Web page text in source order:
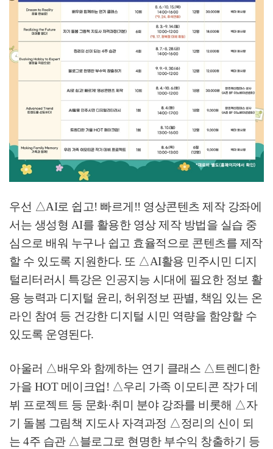
우선 △AI로 쉽고! 빠르게 !! 영상콘텐츠 제작 강좌에
서는 생성형 AI를 활용한 영상 제작 방법을 실습 중
심으로 배워 누구나 쉽고 효율적으로 콘텐츠를 제작
할 수 있도록 지원한다. 또 △AI활용 민주시민 디지
털리터러시 특강은 인공지능 시대에 필요한 정보 활
용 능력과 디지털 윤리 , 허위정보 판별, 책임 있는 온
라인 참여 등 건강한 디지털 시민 역량을 함양할 수
있도록 운영된다.
아울러 △배우와 함께하는 연기 클래스 △트렌디한
가을 HOT 메이크업 ! △우리 가족 이모티콘 작가 데
뷔 프로젝트 등 문화·취미 분야 강좌를 비롯해 △자
기 돌봄 그림책 지도사 자격과정 △정리의 신이 되
는 4주 습관 △블로그로 현명한 부수익 창출하기 등